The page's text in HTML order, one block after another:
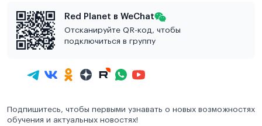
Red Planet в WeChat
Отсканируйте QR-код, чтобы
подключиться в группу
Подпишитесь, чтобы первыми узнавать о новых возможностях
обучения и актуальных новостях!